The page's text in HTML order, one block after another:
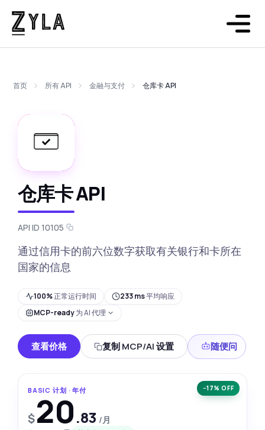
首页 所有 API 金融与支付 仓库卡 API
仓库卡 API
API ID 10105
通过信用卡的前六位数字获取有关银行和卡所在
国家的信息
100%正常运行时间 233 ms平均响应
MCP-ready为 AI 代理
查看价格 复制 MCP/AI 设置 随便问
−17% OFF
BASIC 计划 · 年付
$20.83 /月